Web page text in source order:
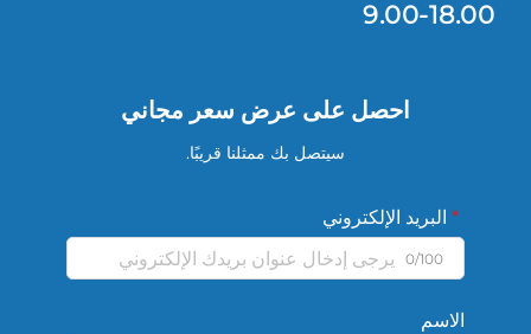
9.00-18.00
احصل على عرض سعر مجاني
سيتصل بك ممثلنا قريبًا.
البريد الإلكتروني
0/100
الاسم